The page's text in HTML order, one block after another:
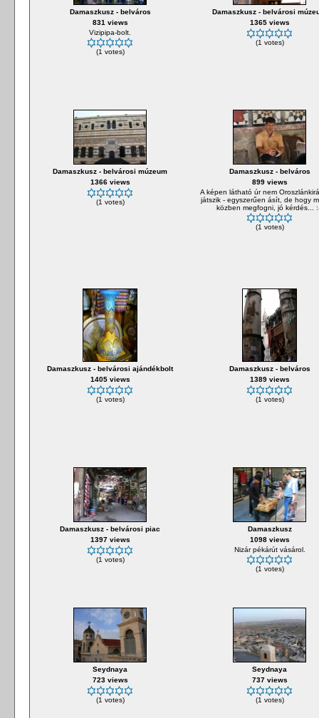
Damaszkusz - belváros
831 views
Vizipipa-bolt.
(1 votes)
Damaszkusz - belvárosi
1365 views
(1 votes)
Damaszkusz - belvárosi múzeum
1366 views
(1 votes)
Damaszkusz - belváros
899 views
A képen látható úr nem
játszik - egyszerűen ásít, de hogy
közben megfogni, jó kérdés...
(1 votes)
Damaszkusz - belvárosi ajándékbolt
1405 views
(1 votes)
Damaszkusz - belváros
1389 views
(1 votes)
Damaszkusz - belvárosi piac
1397 views
(1 votes)
Damaszkusz
1098 views
Nizár pékárút vásárol.
(1 votes)
Seydnaya
723 views
(1 votes)
Seydnaya
737 views
(1 votes)